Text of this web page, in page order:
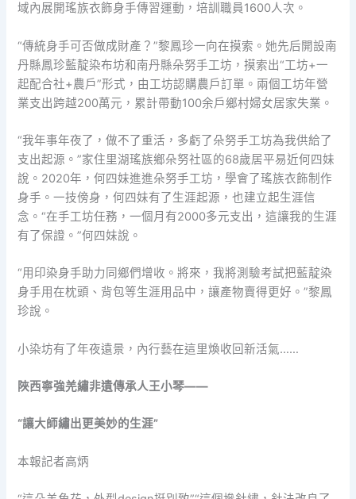
域內展開瑤族衣飾身手傳習運動，培訓職員1600人次。
“傳統身手可否做成財產？”黎鳳珍一向在摸索。她先后開設南
丹縣鳳珍藍靛染布坊和南丹縣朵努手工坊，摸索出“工坊+一
起配合社+農戶”形式，由工坊認購農戶訂單。兩個工坊年營
業支出跨越200萬元，累計帶動100余戶鄉村婦女居家失業。
“我年事年夜了，做不了重活，多虧了朵努手工坊為我供給了
支出起源。”家住里湖瑤族鄉朵努社區的68歲居平易近何四妹
說。2020年，何四妹進進朵努手工坊，學會了瑤族衣飾制作
身手。一技傍身，何四妹有了生涯起源，也建立起生涯信
念。“在手工坊任務，一個月有2000多元支出，這讓我的生涯
有了保證。”何四妹說。
“用印染身手助力同鄉們增收。將來，我將測驗考試把藍靛染
身手用在枕頭、背包等生涯用品中，讓產物賣得更好。”黎鳳
珍說。
小染坊有了年夜遠景，內行藝在這里煥收回新活氣……
陜西寧強羌繡非遺傳承人王小琴——
“讓大師繡出更美妙的生涯”
本報記者高炳